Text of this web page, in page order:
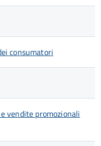
consumatori
vendite promozionali